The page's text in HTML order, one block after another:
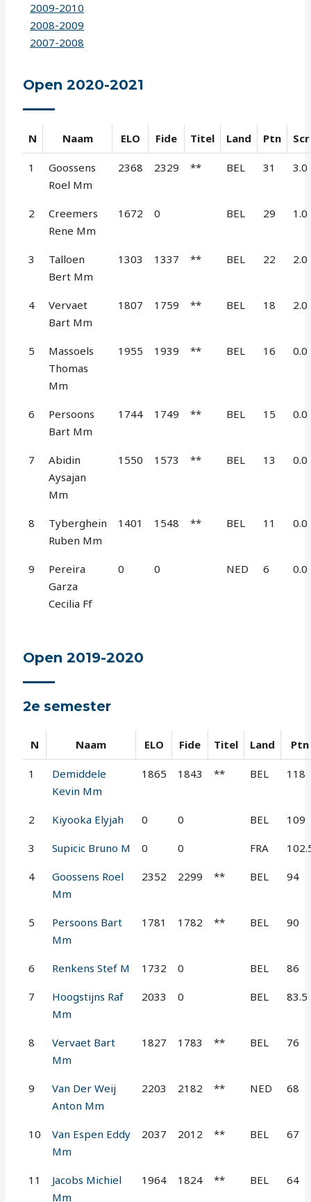
2009-2010
2008-2009
2007-2008
Open 2020-2021
N Naam ELO Fide Titel Land Ptn Scr
1
Goossens
Roel Mm
2368 2329 ** BEL 31 3.0
2
Creemers
Rene Mm
1672 0 BEL 29 1.0
3
Talloen
Bert Mm
1303 1337 ** BEL 22 2.0
4
Vervaet
Bart Mm
1807 1759 ** BEL 18 2.0
5
Massoels
Thomas
Mm
1955 1939 ** BEL 16 0.0
6
Persoons
Bart Mm
1744 1749 ** BEL 15 0.0
7
Abidin
Aysajan
Mm
1550 1573 ** BEL 13 0.0
8
Tyberghein
Ruben Mm
1401 1548 ** BEL 11 0.0
9
Pereira
Garza
Cecilia Ff
0 0 NED 6 0.0
Open 2019-2020
2e semester
N Naam ELO Fide Titel Land Ptn
1
Demiddele
Kevin Mm
1865 1843 ** BEL 118
2 Kiyooka Elyjah 0 0 BEL 109
3 Supicic Bruno M 0 0 FRA
4
Goossens Roel
Mm
2352 2299 ** BEL 94
5
Persoons Bart
Mm
1781 1782 ** BEL 90
6 Renkens Stef M 1732 0 BEL 86
7
Hoogstijns Raf
Mm
2033 0 BEL 83.5
8
Vervaet Bart
Mm
1827 1783 ** BEL 76
9
Van Der Weij
Anton Mm
2203 2182 ** NED 68
10
Van Espen Eddy
Mm
2037 2012 ** BEL 67
11
Jacobs Michiel
Mm
1964 1824 ** BEL 64